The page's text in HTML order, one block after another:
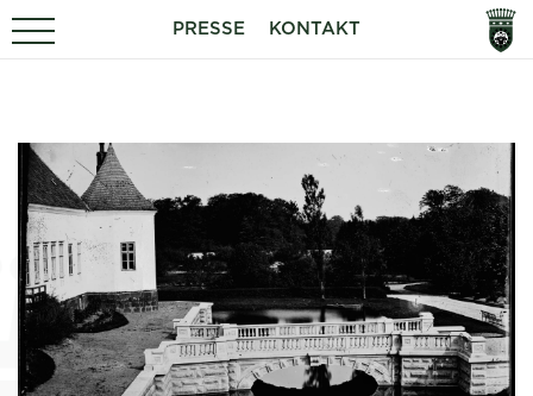
PRESSE KONTAKT